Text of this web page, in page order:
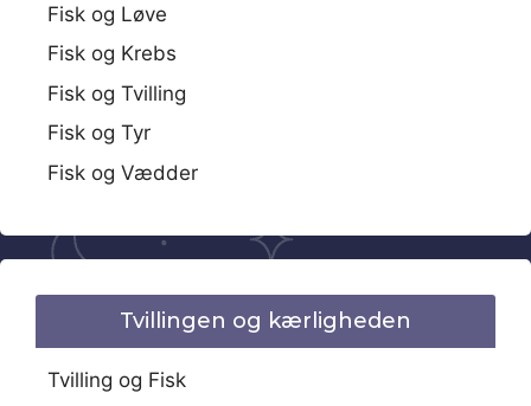
Fisk og Løve
Fisk og Krebs
Fisk og Tvilling
Fisk og Tyr
Fisk og Vædder
Tvillingen og kærligheden
Tvilling og Fisk